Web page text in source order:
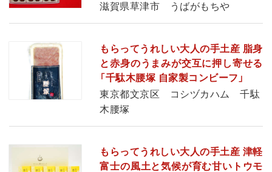
滋賀県草津市 うばがもちや
もらってうれしい大人の手土産 脂身
と赤身のうまみが交互に押し寄せる
「千駄木腰塚 自家製コンビーフ」
東京都文京区 コシヅカハム 千駄
木腰塚
もらってうれしい大人の手土産 津軽
富士の風土と気候が育む甘いトウモ